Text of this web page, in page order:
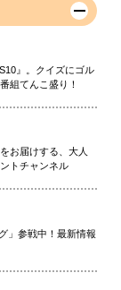
』。クイズにゴル
組てんこ盛り！
お届けする、大人
トチャンネル
」参戦中！最新情報